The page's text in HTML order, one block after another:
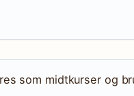
som midtkurser og